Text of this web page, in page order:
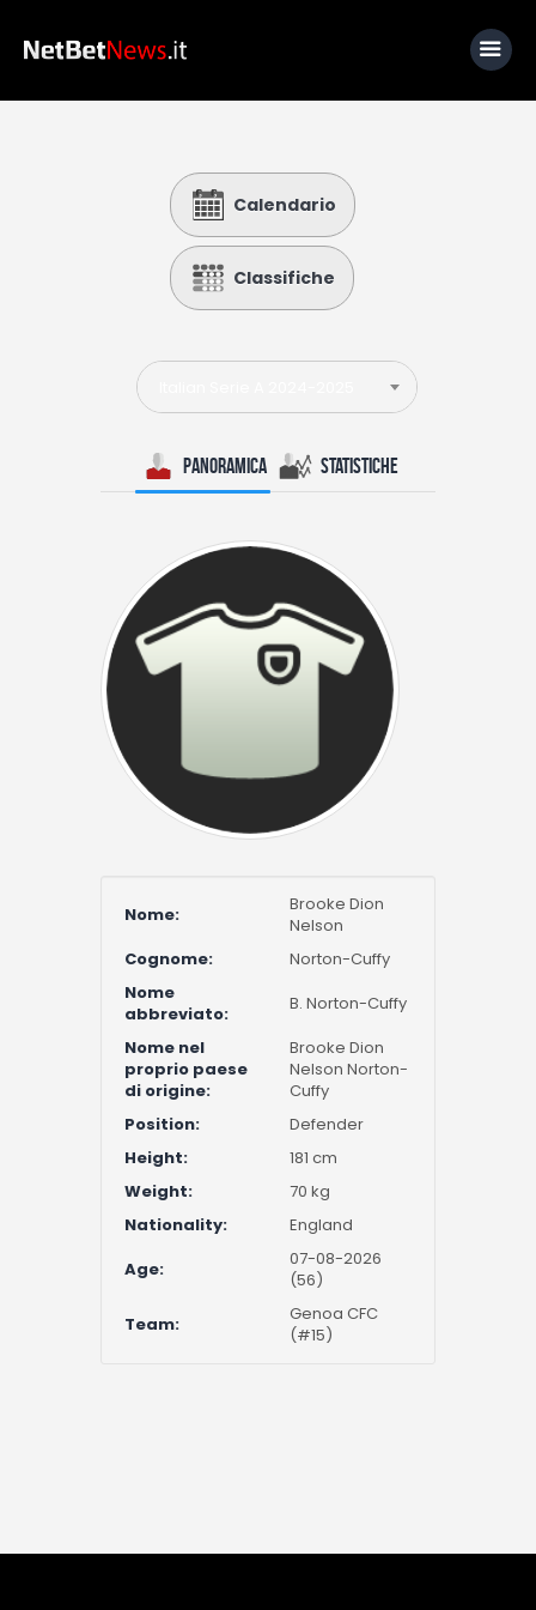
Calcio
Basket
Tennis
Lo Sapevi Che
I consigli di Giulia
Calendario
Classifiche
Panoramica Statistiche
Nome:
Brooke Dion
Nelson
Cognome:
Norton-Cuffy
Nome
abbreviato:
B. Norton-Cuffy
Nome nel
proprio paese
di origine:
Brooke Dion
Nelson Norton-
Cuffy
Position:
Defender
Height:
181 cm
Weight:
70 kg
Nationality:
England
Age:
07-08-2026
(56)
Team:
Genoa CFC
(#15)